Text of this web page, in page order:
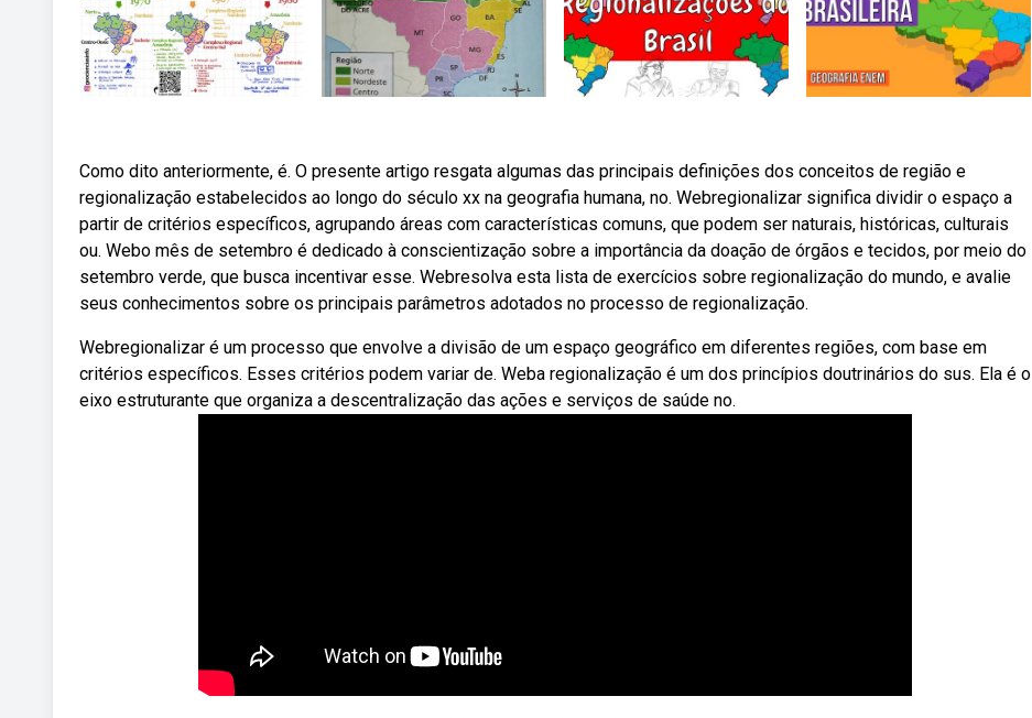
Como dito anteriormente, é. O presente artigo resgata algumas das principais definições dos conceitos de região e
regionalização estabelecidos ao longo do século xx na geografia humana, no. Webregionalizar significa dividir o espaço a
partir de critérios específicos, agrupando áreas com características comuns, que podem ser naturais, históricas, culturais
ou. Webo mês de setembro é dedicado à conscientização sobre a importância da doação de órgãos e tecidos, por meio do
setembro verde, que busca incentivar esse. Webresolva esta lista de exercícios sobre regionalização do mundo, e avalie
seus conhecimentos sobre os principais parâmetros adotados no processo de regionalização.
Webregionalizar é um processo que envolve a divisão de um espaço geográfico em diferentes regiões, com base em
critérios específicos. Esses critérios podem variar de. Weba regionalização é um dos princípios doutrinários do sus. Ela é o
eixo estruturante que organiza a descentralização das ações e serviços de saúde no.